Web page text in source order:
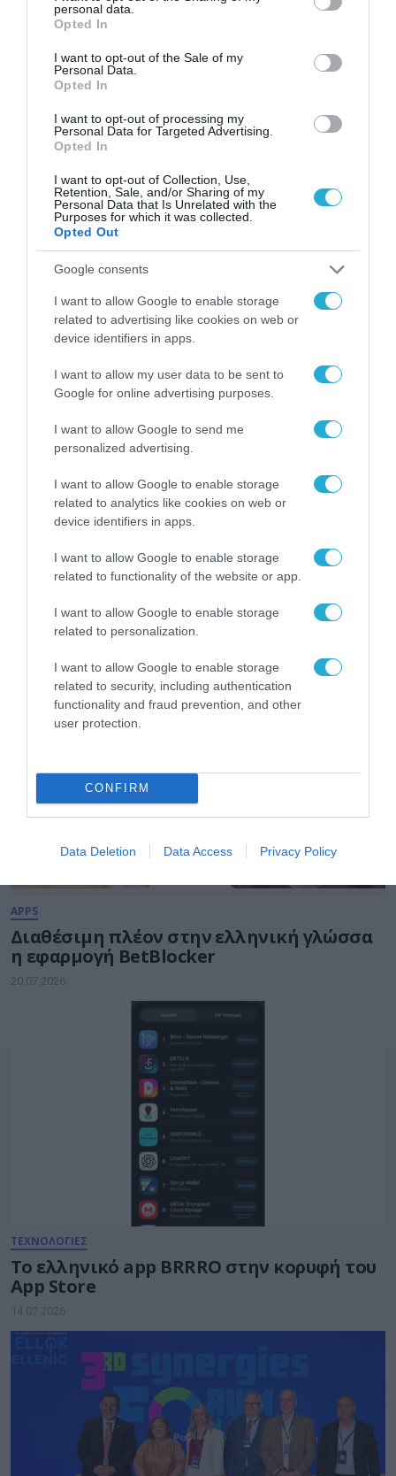
grant or deny consent to Google and its third-party tags to
use your data for below specified purposes in below Google
consent section.
personal data.
Opted In
I want to opt-out of the Sale of my
Personal Data.
Opted In
I want to opt-out of processing my
Personal Data for Targeted Advertising.
Opted In
I want to opt-out of Collection, Use,
Retention, Sale, and/or Sharing of my
Personal Data that Is Unrelated with the
Purposes for which it was collected.
Opted Out
Google consents
I want to allow Google to enable storage
related to advertising like cookies on web or
device identifiers in apps.
I want to allow my user data to be sent to
Google for online advertising purposes.
I want to allow Google to send me
personalized advertising.
I want to allow Google to enable storage
related to analytics like cookies on web or
device identifiers in apps.
I want to allow Google to enable storage
related to functionality of the website or app.
I want to allow Google to enable storage
related to personalization.
I want to allow Google to enable storage
related to security, including authentication
functionality and fraud prevention, and other
user protection.
CONFIRM
Data Deletion Data Access Privacy Policy
ΟΛΗ Η ΡΟΗ ΕΙΔΗΣΕΩΝ
APPS
Ferryhopper: Νέες διαδρομές κερδίζουν
έδαφος στο island hopping το 2026
APPS
Διαθέσιμη πλέον στην ελληνική γλώσσα
η εφαρμογή BetBlocker
20.07.2026
ΤΕΧΝΟΛΟΓΙΕΣ
Το ελληνικό app BRRRO στην κορυφή του
App Store
14.07.2026